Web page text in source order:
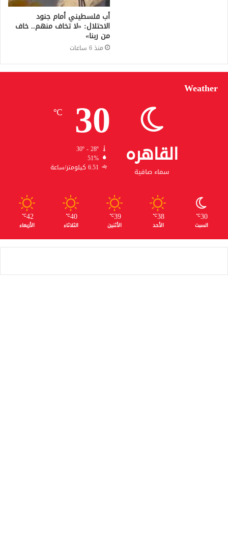
أب فلسطيني أمام جنود
الاحتلال: «لا تخاف منهم.. خاف
من ربنا»
منذ 6 ساعات
Weather
القاهره
سماء صافية
30
℃
30º - 28º
51%
6.51 كيلومتر/ساعة
30
℃
السبت
38
℃
الأحد
39
℃
الأثنين
40
℃
الثلاثاء
42
℃
الأربعاء